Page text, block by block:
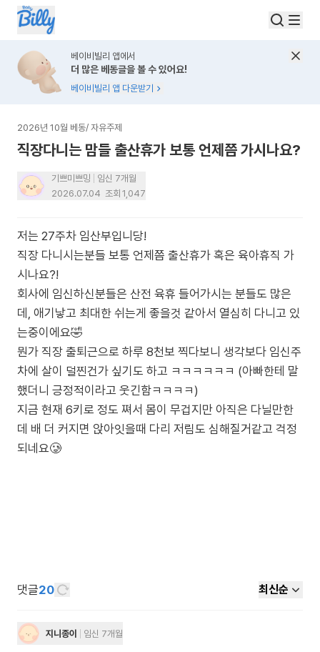
베이비빌리 앱에서
더 많은 베동글을 볼 수 있어요!
베이비빌리 앱 다운받기
2026년 10월 베동/ 자유주제
직장다니는 맘들 출산휴가 보통 언제쯤 가시나요?
기쁘미쁘밍
임신 7개월
2026.07.04 조회 1,047
저는 27주차 임산부입니당!
직장 다니시는분들 보통 언제쯤 출산휴가 혹은 육아휴직 가
시나요?!
회사에 임신하신분들은 산전 육휴 들어가시는 분들도 많은
데, 애기낳고 최대한 쉬는게 좋을것 같아서 열심히 다니고 있
는중이에요🤣
뭔가 직장 출퇴근으로 하루 8천보 찍다보니 생각보다 임신주
차에 살이 덜찐건가 싶기도 하고 ㅋㅋㅋㅋㅋㅋ (아빠한테 말
했더니 긍정적이라고 웃긴함ㅋㅋㅋㅋ)
지금 현재 6키로 정도 쪄서 몸이 무겁지만 아직은 다닐만한
데 배 더 커지면 앉아잇을때 다리 저림도 심해질거같고 걱정
되네요🥲
댓글20 최신순
지니종이 임신 7개월